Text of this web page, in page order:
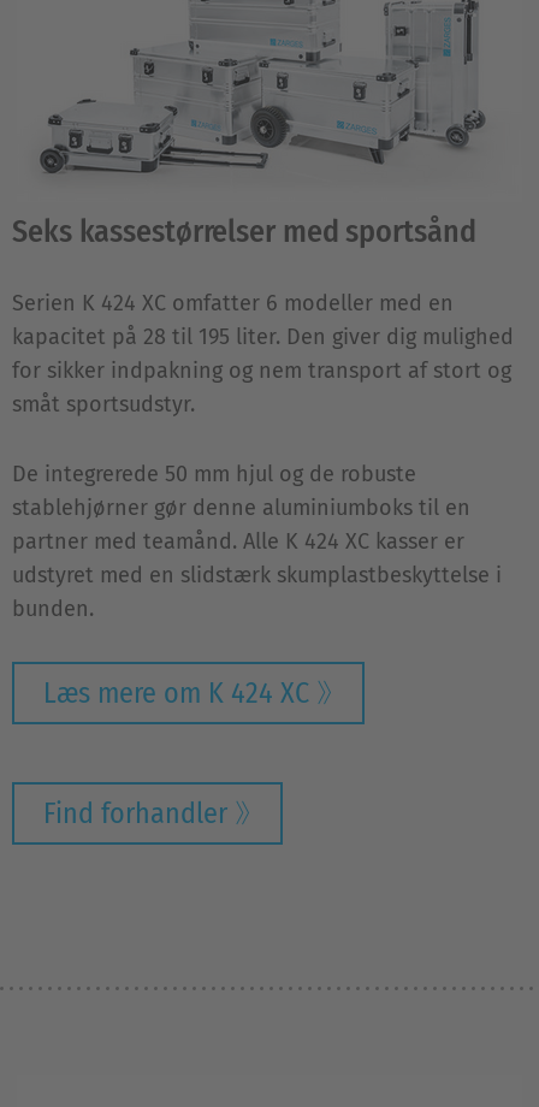
Seks kassestørrelser med sportsånd
Serien K 424 XC omfatter 6 modeller med en
kapacitet på 28 til 195 liter. Den giver dig mulighed
for sikker indpakning og nem transport af stort og
småt sportsudstyr.
De integrerede 50 mm hjul og de robuste
stablehjørner gør denne aluminiumboks til en
partner med teamånd. Alle K 424 XC kasser er
udstyret med en slidstærk skumplastbeskyttelse i
bunden.
Læs mere om K 424 XC
Find forhandler